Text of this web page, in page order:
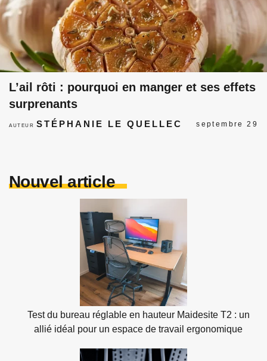
L’ail rôti : pourquoi en manger et ses effets
surprenants
AUTEURSTÉPHANIE LE QUELLEC septembre 29
Nouvel article
Test du bureau réglable en hauteur Maidesite T2 : un
allié idéal pour un espace de travail ergonomique